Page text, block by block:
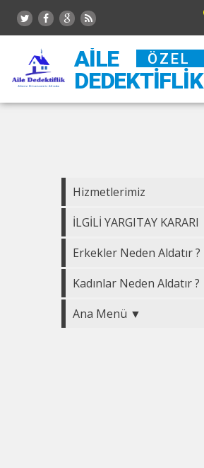
AILE ÖZEL
DEDEKTIFLIK
Hizmetlerimiz
İLGİLİ YARGITAY KARARI
Erkekler Neden Aldatır ?
Kadınlar Neden Aldatır ?
Ana Menü ▼